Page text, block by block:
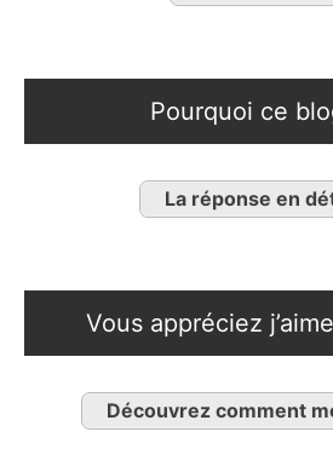
Pourquoi ce
La réponse en
Vous appréciez
Découvrez comment